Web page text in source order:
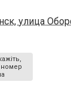
улица
номер